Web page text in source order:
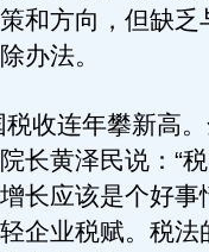
和方向，但缺乏
办法。
收连年攀新高。
长黄泽民说：“
长应该是个好事
企业税赋。税法